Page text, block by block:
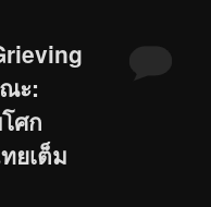
ะ:
ศก
ยเต็ม